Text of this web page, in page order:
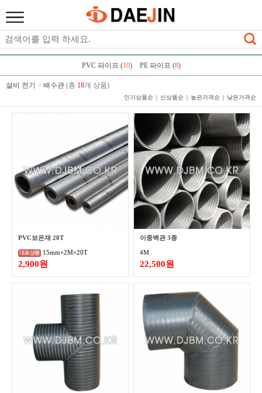
PVC 파이프 (10) PE 파이프 (8)
설비 전기 > 배수관 (총 18개 상품)
인기상품순 신상품순 높은가격순 낮은가격순
PVC보온재 20T
15mm×2M×20T
2,900원
이중벽관 3종
4M
22,500원